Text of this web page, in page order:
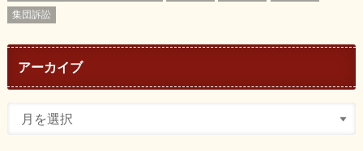
集団訴訟
アーカイブ